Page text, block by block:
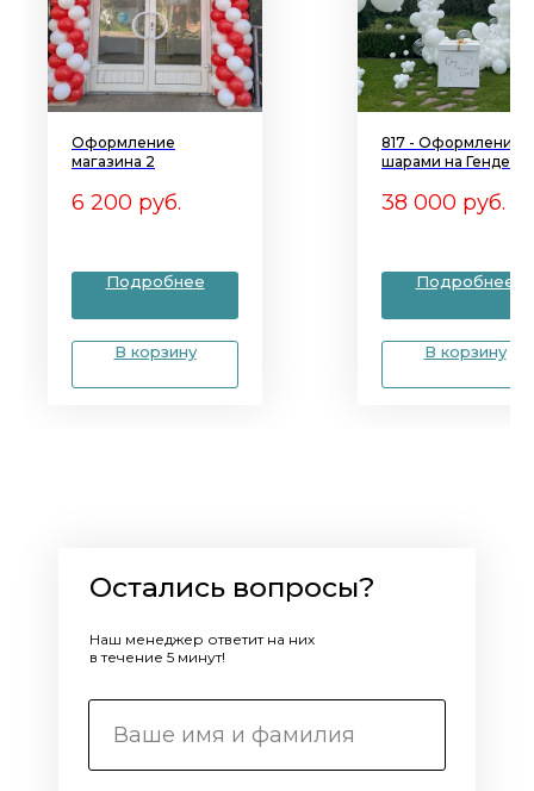
Оформление
магазина 2
6 200 руб.
Подробнее
В корзину
817 - Оформление
шарами на Гендер-
38 000 руб.
Подробнее
В корзину
Остались вопросы?
Наш менеджер ответит на них
в течение 5 минут!